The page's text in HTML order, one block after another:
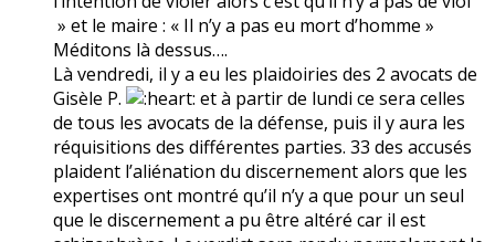
» et le maire : « Il n’y a pas eu mort d’homme »
Méditons là dessus….
Là vendredi, il y a eu les plaidoiries des 2 avocats de
Gisèle P.
et à partir de lundi ce sera celles
de tous les avocats de la défense, puis il y aura les
réquisitions des différentes parties. 33 des accusés
plaident l’aliénation du discernement alors que les
expertises ont montré qu’il n’y a que pour un seul
que le discernement a pu être altéré car il est